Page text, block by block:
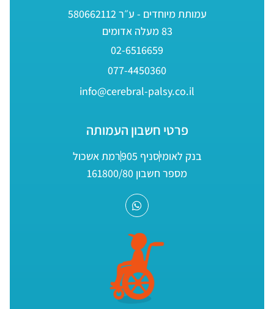
עמותת מיוחדים - ע״ר 580662112
83 מעלה אדומים
02-6516659
077-4450360
info@cerebral-palsy.co.il
פרטי חשבון העמותה
בנק לאומיסניף 905
רמת אשכול
מספר חשבון 161800/80